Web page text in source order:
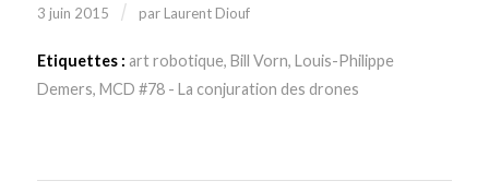
3 juin 2015 / par Laurent Diouf
Etiquettes : art robotique, Bill Vorn, Louis-Philippe
Demers, MCD #78 - La conjuration des drones